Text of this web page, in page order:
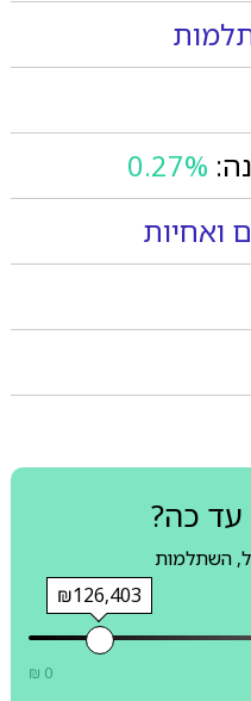
0.27%
ואחיות
כה?
השתלמות
₪126,403
₪ 0